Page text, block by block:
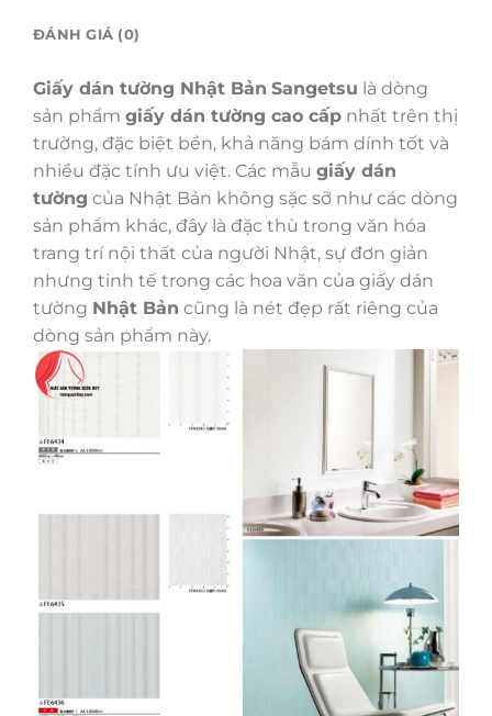
ĐÁNH GIÁ (0)
Giấy dán tường Nhật Bản Sangetsu là dòng
sản phẩm giấy dán tường cao cấp nhất trên thị
trường, đặc biệt bền, khả năng bám dính tốt và
nhiều đặc tính ưu việt. Các mẫu giấy dán
tường của Nhật Bản không sặc sỡ như các dòng
sản phẩm khác, đây là đặc thù trong văn hóa
trang trí nội thất của người Nhật, sự đơn giản
nhưng tinh tế trong các hoa văn của giấy dán
tường Nhật Bản cũng là nét đẹp rất riêng của
dòng sản phẩm này.